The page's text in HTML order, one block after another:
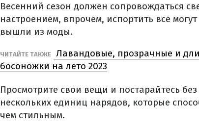
Весенний сезон должен сопровождаться
настроением, впрочем, испортить все
вышли из моды.
ЧИТАЙТЕ ТАКЖЕ
Лавандовые, прозрачные и
босоножки на лето 2023
Просмотрите свои вещи и постарайтесь
нескольких единиц нарядов, которые
чем стильным.